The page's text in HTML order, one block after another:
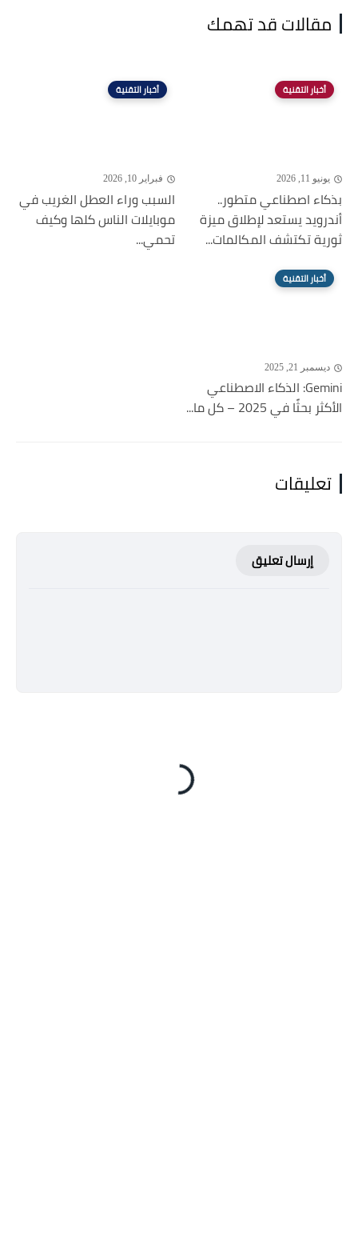
مقالات قد تهمك
أخبار التقنية
يونيو 11, 2026
بذكاء اصطناعي متطور..
أندرويد يستعد لإطلاق ميزة
ثورية تكتشف المكالمات...
أخبار التقنية
فبراير 10, 2026
السبب وراء العطل الغريب في
موبايلات الناس كلها وكيف
تحمي...
أخبار التقنية
ديسمبر 21, 2025
Gemini: الذكاء الاصطناعي
الأكثر بحثًا في 2025 – كل ما...
تعليقات
إرسال تعليق